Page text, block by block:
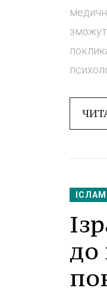
ІСЛАМ
до